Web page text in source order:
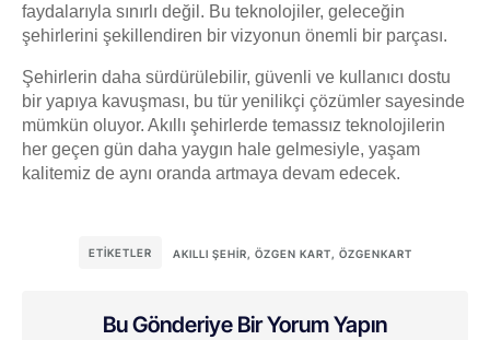
faydalarıyla sınırlı değil. Bu teknolojiler, geleceğin
şehirlerini şekillendiren bir vizyonun önemli bir parçası.
Şehirlerin daha sürdürülebilir, güvenli ve kullanıcı dostu
bir yapıya kavuşması, bu tür yenilikçi çözümler sayesinde
mümkün oluyor. Akıllı şehirlerde temassız teknolojilerin
her geçen gün daha yaygın hale gelmesiyle, yaşam
kalitemiz de aynı oranda artmaya devam edecek.
ETIKETLER AKILLI ŞEHIR, ÖZGEN KART, ÖZGENKART
Bu Gönderiye Bir Yorum Yapın